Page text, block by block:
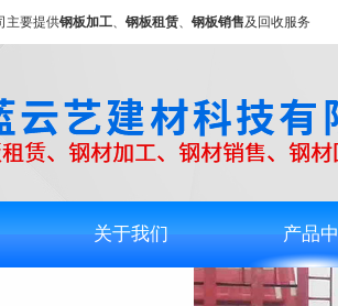
主要提供钢板加工、 钢板租赁、 钢板销售及回收服务
关于我们 产品